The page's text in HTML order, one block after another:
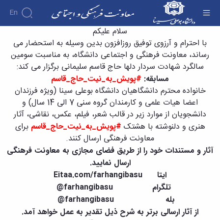
En
درباره
معاونت
درباره
معاون
اهداف
و
وظایف
معاونین
کارکنان
فرهنگی
فرهنگی
اجتماعی
انجمن
های علمی
دانشجویی
معرفی
لیست
ها
آئین‌نامه‌ها
نامه
های
معاونت
فرهنگی
پیوست
آراستگی
در
دانشگاه
اخبار
اخبار
فرهنگی
علمی
مسابقه: #پویش_به_نیت_حاج_قاسم - معاونت
فرهنگی
سلام علیکم
با احترام و آرزوی توفیق روزافزون بدین وسیله به استحضار می
رساند، معاونت فرهنگی و اجتماعی دانشگاه، به مناسبت سومین
سالگرد شهادت سردار دلها حاج قاسم سلیمانی برگزار می کند:
مسابقه: #پویش_به_نیت_حاج_قاسم
خانواده محترم دانشگاهیان دانشگاه بوعلی سینا (ویژه فرزندان
اعضا هیات علمی و کارمندان گروه سنی 7 الی 14 سال) و
دانشجویان از موارد زیر در قالب شعر، فیلم، عکس، نقاشی، آثار
هنری و دلنوشته با هشتک #پویش_به_نیت_حاج_قاسمبرای
معاونت فرهنگی ارسال کنند.
آثار و مستندات خود را از طریق فضای مجازی به معاونت فرهنگی
ارسال نمایید.
ایتا Eitaa.com/farhangibasu
تلگرام farhangibasu
@
بله farhangibasu
@
از آثار ارسالی برتر به شرح ذیل تقدیر به عمل خواهد آمد.